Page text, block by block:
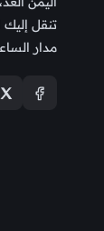
تنقل إليك
مدار